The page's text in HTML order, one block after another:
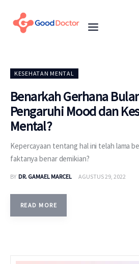
Untuk Bisnis
Untuk Anda
Berita
Layanan
KESEHATAN MENTAL
Benarkah Gerhana
Pengaruhi Mood dan
Mental?
Kepercayaan tentang hal ini telah lama
faktanya benar demikian?
BY DR. GAMAEL MARCEL AGUSTUS 29, 2022
READ MORE